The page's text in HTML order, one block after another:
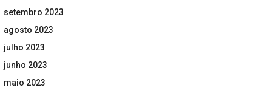
setembro 2023
agosto 2023
julho 2023
junho 2023
maio 2023